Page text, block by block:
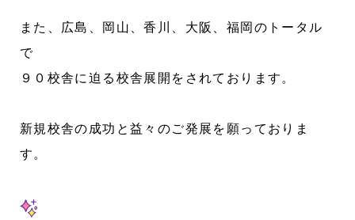
また、広島、岡山、香川、大阪、福岡のトータル
で
９０校舎に 迫る校舎展開をされております。
新規校舎の成功と益々のご発展を願っておりま
す。